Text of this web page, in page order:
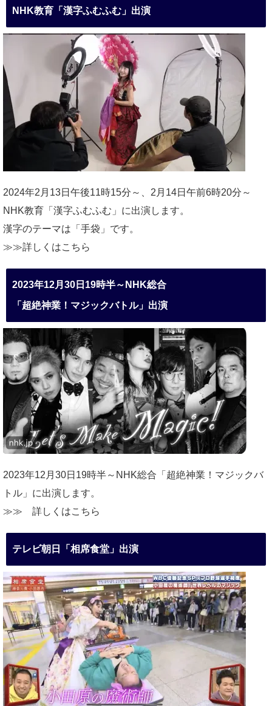
NHK教育「漢字ふむふむ」出演
2024年2月13日午後11時15分～、2月14日午前6時20分～
NHK教育「漢字ふむふむ」に出演します。
漢字のテーマは「手袋」です。
≫≫詳しくはこちら
2023年12月30日19時半～NHK総合
「超絶神業！マジックバトル」出演
2023年12月30日19時半～NHK総合「超絶神業！マジックバ
トル」に出演します。
≫≫ 詳しくはこちら
テレビ朝日「相席食堂」出演